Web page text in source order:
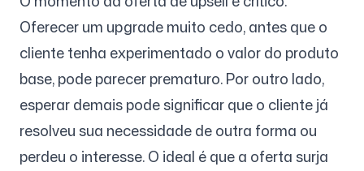
Oferecer um upgrade muito cedo, antes que o
cliente tenha experimentado o valor do produto
base, pode parecer prematuro. Por outro lado,
esperar demais pode significar que o cliente já
resolveu sua necessidade de outra forma ou
perdeu o interesse. O ideal é que a oferta surja